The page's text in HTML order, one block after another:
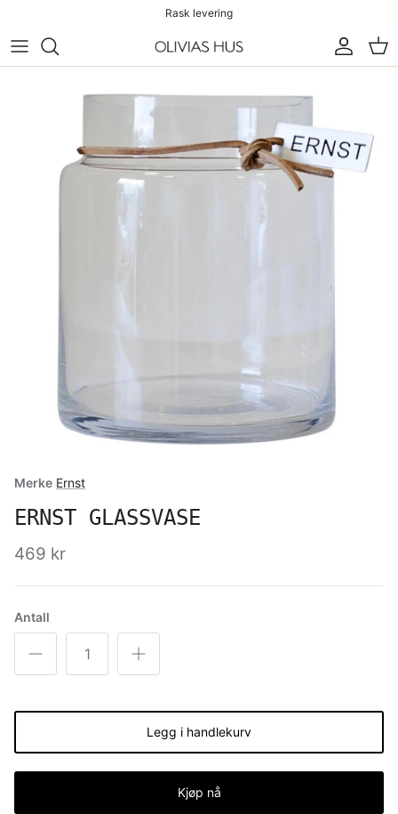
Rask levering
Konto
Merke Ernst
ERNST GLASSVASE
469 kr
Antall
Legg i handlekurv
Kjøp nå